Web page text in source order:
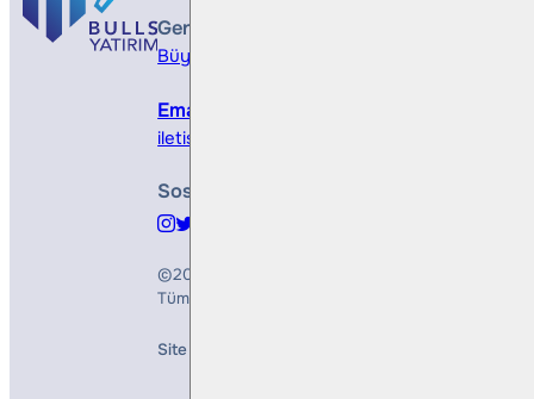
Genel Müdürlük
Büyükdere Cad. No 173, 1. Levent Plaza, B
Email
iletisim@bullsyatirim.com
Sosyal Medya
©2026
Tüm Hakları Saklıdır
Site Creation & Technology by